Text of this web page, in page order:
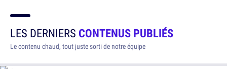
LES DERNIERS CONTENUS PUBLIÉS
Le contenu chaud, tout juste sorti de notre équipe